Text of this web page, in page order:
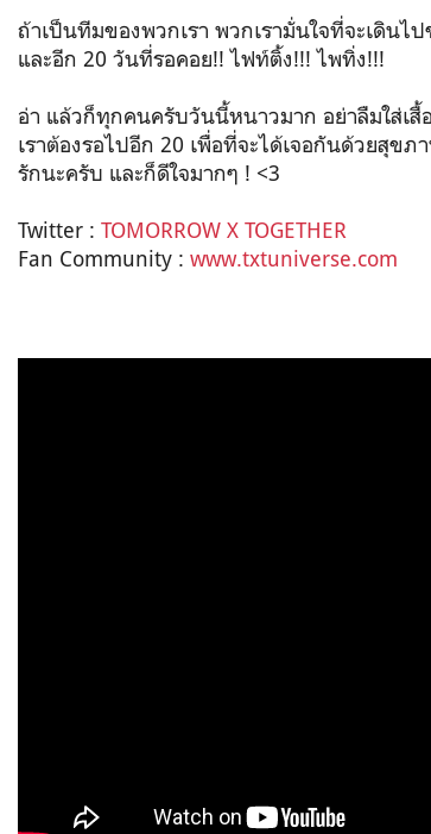
ถ้าเป็นทีมของพวกเรา พวกเรามั่นใจที่จะเดินไ
และอีก 20 วันที่รอคอย!! ไฟท์ติ้ง!!! ไพทิ่ง!!!
อ่า แล้วก็ทุกคนครับวันนี้หนาวมาก อย่าลืมใส่เ
เราต้องรอไปอีก 20 เพื่อที่จะได้เจอกันด้วยสุข
รักนะครับ และก็ดีใจมากๆ ! <3
Twitter : TOMORROW X TOGETHER
Fan Community : www.txtuniverse.com